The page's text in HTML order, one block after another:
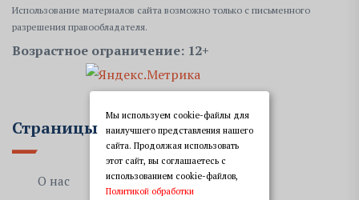
Использование материалов сайта возможно только с письменного
разрешения правообладателя.
Возрастное ограничение: 12+
Страницы
О нас
Мы используем cookie-файлы для
наилучшего представления нашего
сайта. Продолжая использовать
этот сайт, вы соглашаетесь с
использованием cookie-файлов,
Политикой обработки